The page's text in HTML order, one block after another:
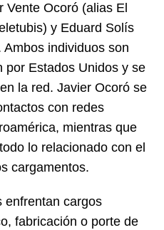
Vente Ocoró (alias El
y Eduard Solís
individuos son
por Estados Unidos y se
la red. Javier Ocoró se
con redes
mientras que
lo relacionado con el
cargamentos.
enfrentan cargos
fabricación o porte de